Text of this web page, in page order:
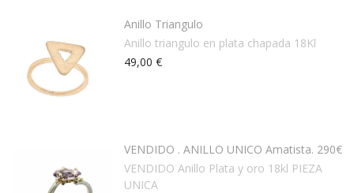
Anillo Triangulo
Anillo triangulo en plata chapada 18Kl
49,00 €
VENDIDO . ANILLO UNICO Amatista. 290€
VENDIDO Anillo Plata y oro 18kl PIEZA
UNICA